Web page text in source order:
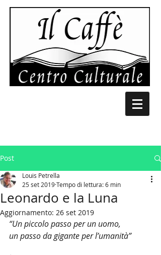
Post
Leonardo e la Luna
Louis Petrella
25 set 2019Tempo di lettura: 6 min
Aggiornamento: 26 set 2019
“Un piccolo passo per un uomo,
un passo da gigante per l’umanità”